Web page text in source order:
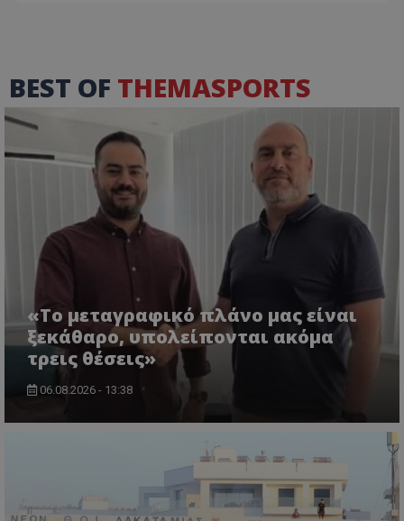
BEST OF THEMASPORTS
«Το μεταγραφικό πλάνο μας είναι
ξεκάθαρο, υπολείπονται ακόμα
τρεις θέσεις»
06.08.2026 - 13:38